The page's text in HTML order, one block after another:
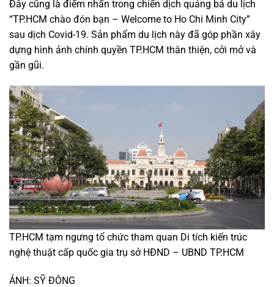
Đây cũng là điểm nhấn trong chiến dịch quảng bá du lịch
“TP.HCM chào đón bạn – Welcome to Ho Chi Minh City”
sau dịch Covid-19. Sản phẩm du lịch này đã góp phần xây
dựng hình ảnh chính quyền TP.HCM thân thiện, cởi mở và
gần gũi.
TP.HCM tạm ngưng tổ chức tham quan Di tích kiến trúc
nghệ thuật cấp quốc gia trụ sở HĐND – UBND TP.HCM
ẢNH: SỸ ĐÔNG